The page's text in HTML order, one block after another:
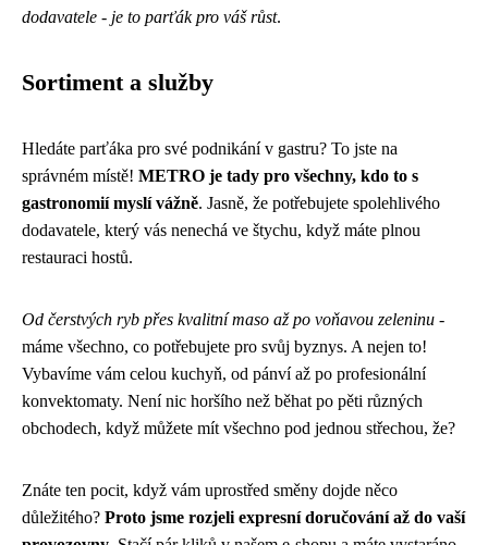
dodavatele - je to parťák pro váš růst.
Sortiment a služby
Hledáte parťáka pro své podnikání v gastru? To jste na
správném místě! METRO je tady pro všechny, kdo to s
gastronomií myslí vážně. Jasně, že potřebujete spolehlivého
dodavatele, který vás nenechá ve štychu, když máte plnou
restauraci hostů.
Od čerstvých ryb přes kvalitní maso až po voňavou zeleninu -
máme všechno, co potřebujete pro svůj byznys. A nejen to!
Vybavíme vám celou kuchyň, od pánví až po profesionální
konvektomaty. Není nic horšího než běhat po pěti různých
obchodech, když můžete mít všechno pod jednou střechou, že?
Znáte ten pocit, když vám uprostřed směny dojde něco
důležitého? Proto jsme rozjeli expresní doručování až do vaší